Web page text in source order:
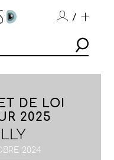
/
DE LOI
2025
2024